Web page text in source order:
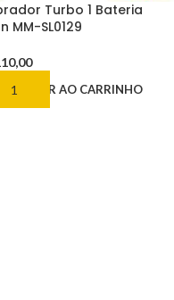
Turbo 1 Bateria
MM-SL0129
AO CARRINHO